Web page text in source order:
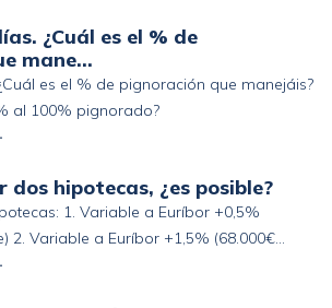
¿Cuál es el % de
mane…
es el % de pignoración que manejáis?
al 100% pignorado?
dos hipotecas, ¿es posible?
1. Variable a Euríbor +0,5%
2. Variable a Euríbor +1,5% (68.000€
y ahorro, pero fuera de España. ¿Se